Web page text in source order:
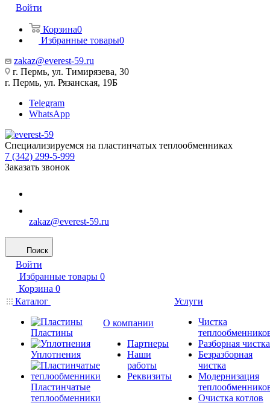
Войти
Корзина0
Избранные товары0
zakaz@everest-59.ru
г. Пермь, ул. Тимирязева, 30
г. Пермь, ул. Рязанская, 19Б
Telegram
WhatsApp
Специализируемся на пластинчатых теплообменниках
7 (342) 299-5-999
Заказать звонок
zakaz@everest-59.ru
Поиск
Войти
Избранные товары 0
Корзина 0
Каталог
Пластины
Уплотнения
Пластинчатые
теплообменники
О компании
Партнеры
Наши
работы
Реквизиты
Услуги
Чистка
Разборная чистка
Безразборная
чистка
Модернизация
Очистка котлов